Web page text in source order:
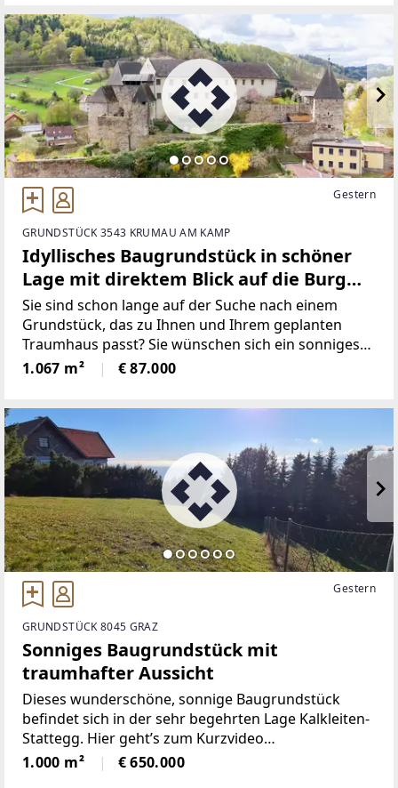
Gestern
GRUNDSTÜCK 3543 KRUMAU AM KAMP
Idyllisches Baugrundstück in schöner
Lage mit direktem Blick auf die Burg
Krumau - digital vermessen - kein
Bauzwang!
Sie sind schon lange auf der Suche nach einem
Grundstück, das zu Ihnen und Ihrem geplanten
Traumhaus passt? Sie wünschen sich ein sonniges
Grundstück in ländlicher, entspannter Lage, wo Sie
dem Trubel des Alltags entfliehen können - am
1.067 m² € 87.000
Gestern
GRUNDSTÜCK 8045 GRAZ
Sonniges Baugrundstück mit
traumhafter Aussicht
Dieses wunderschöne, sonnige Baugrundstück
befindet sich in der sehr begehrten Lage Kalkleiten-
Stattegg. Hier geht’s zum Kurzvideo
[https://youtu.be/4Vz7PuRNWbE]Gelegen am
Stadtrand von Graz bietet Kalkleiten-Stattegg eine
1.000 m² € 650.000